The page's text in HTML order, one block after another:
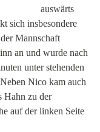
auswärts
sich insbesondere
Mannschaft
an und wurde nach
unter stehenden
Nico kam auch
Hahn zu der
auf der linken Seite